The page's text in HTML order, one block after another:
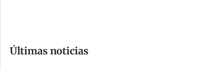
m
Últimas noticias